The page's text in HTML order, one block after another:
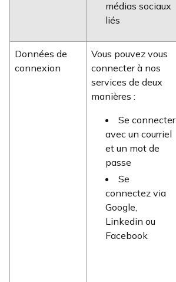
médias sociaux
liés
Données de
connexion
Vous pouvez vous
connecter à nos
services de deux
manières :
Se connecter
avec un courriel
et un mot de
passe
Se
connectez via
Google,
Linkedin ou
Facebook